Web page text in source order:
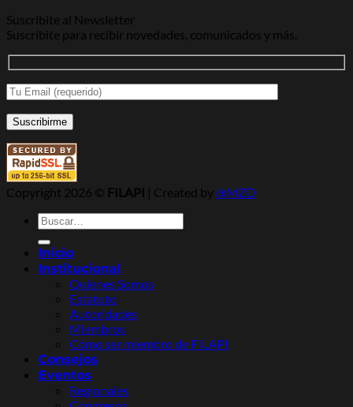
preparan
para
un
congreso
inolvidable
en
Nacional
y
Encuentro
Colombiano
de
Suscribite al Newsletter
Suscribite para recibir novedades, comunicados y más.
Copyright 2026 © FILAPI | Created by @MZD
Buscar
por:
Inicio
Institucional
Quienes Somos
Estatuto
Autoridades
Miembros
Cómo ser miembro de FILAPI
Consejos
Eventos
Regionales